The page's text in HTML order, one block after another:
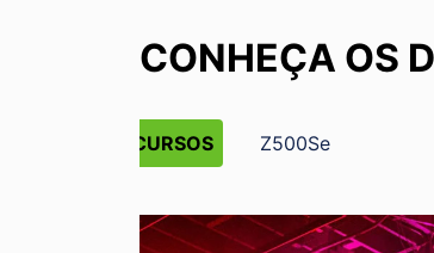
CONHEÇA OS
RECURSOS Z500Se